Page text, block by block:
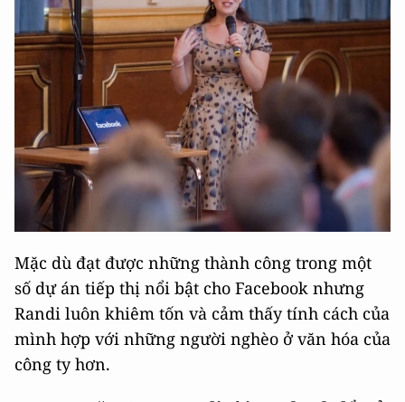
Mặc dù đạt được những thành công trong một
số dự án tiếp thị nổi bật cho Facebook nhưng
Randi luôn khiêm tốn và cảm thấy tính cách của
mình hợp với những người nghèo ở văn hóa của
công ty hơn.